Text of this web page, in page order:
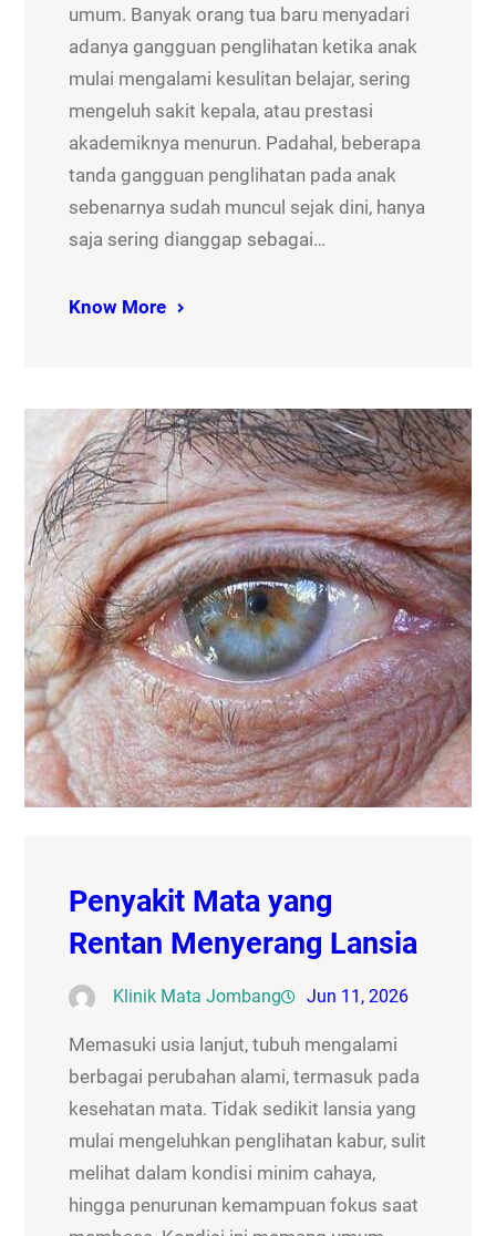
umum. Banyak orang tua baru menyadari
adanya gangguan penglihatan ketika anak
mulai mengalami kesulitan belajar, sering
mengeluh sakit kepala, atau prestasi
akademiknya menurun. Padahal, beberapa
tanda gangguan penglihatan pada anak
sebenarnya sudah muncul sejak dini, hanya
saja sering dianggap sebagai…
Know More
Penyakit Mata yang
Rentan Menyerang Lansia
Klinik Mata Jombang Jun 11, 2026
Memasuki usia lanjut, tubuh mengalami
berbagai perubahan alami, termasuk pada
kesehatan mata. Tidak sedikit lansia yang
mulai mengeluhkan penglihatan kabur, sulit
melihat dalam kondisi minim cahaya,
hingga penurunan kemampuan fokus saat